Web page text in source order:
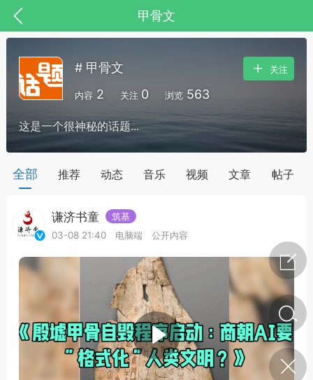
甲骨文
，华夏中医人：家门口的中医人！
节气气象
·特急预警】关
节返乡期间“闪
# 甲骨文
内容 2 关注 0 浏览 563
关注
这是一个很神秘的话题...
全部 推荐 动态 音乐 视频 文章 帖子
谦济书童
筑基
03-08 21:40
电脑端 公开内容